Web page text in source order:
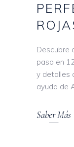
Descubre
paso en
y detalles
ayuda de
Saber Más